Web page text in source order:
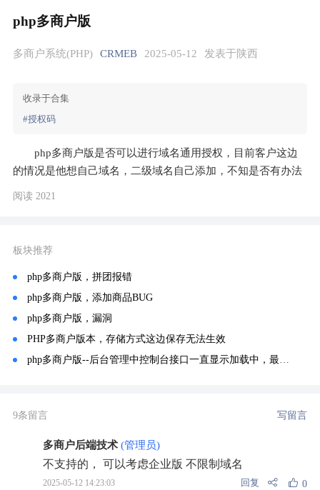
php多商户版
多商户系统(PHP) CRMEB 2025-05-12 发表于陕西
收录于合集
#授权码
php多商户版是否可以进行域名通用授权，目前客户这边
的情况是他想自己域名，二级域名自己添加，不知是否有办法
阅读 2021
板块推荐
php多商户版，拼团报错
php多商户版，添加商品BUG
php多商户版，漏洞
PHP多商户版本，存储方式这边保存无法生效
php多商户版--后台管理中控制台接口一直显示加载中，最后跳出一个超出
9条留言 写留言
多商户后端技术 (管理员)
不支持的， 可以考虑企业版 不限制域名
2025-05-12 14:23:03 回复 0